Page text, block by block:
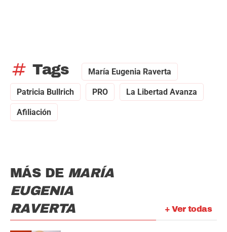
tag Tags María Eugenia Raverta
Patricia Bullrich PRO La Libertad Avanza
Afiliación
+ Ver todas
MÁS DE MARÍA
EUGENIA
RAVERTA